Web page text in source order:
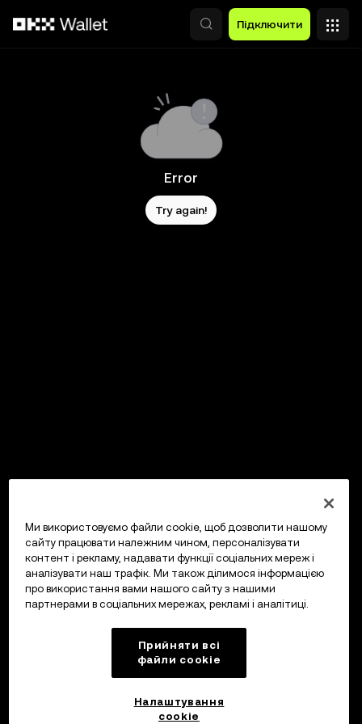
Підключити
Error
Try again!
Ми використовуємо файли cookie, щоб дозволити нашому
сайту працювати належним чином, персоналізувати
контент і рекламу, надавати функції соціальних мереж і
аналізувати наш трафік. Ми також ділимося інформацією
про використання вами нашого сайту з нашими
партнерами в соціальних мережах, рекламі і аналітиці.
Прийняти всі
файли сookie
Налаштування
cookie